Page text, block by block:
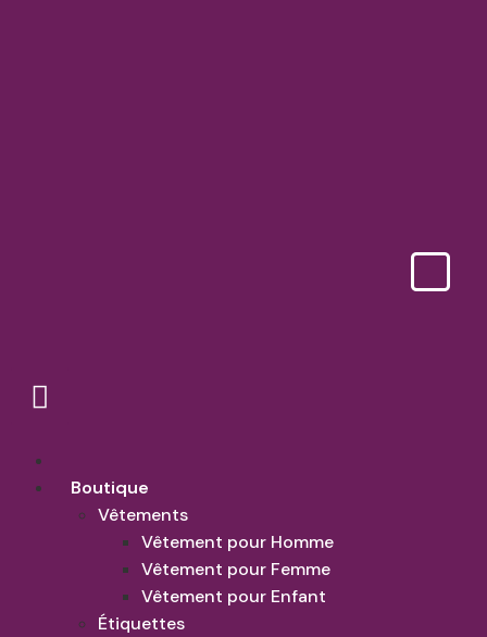
Boutique
Vêtements
Vêtement pour Homme
Vêtement pour Femme
Vêtement pour Enfant
Étiquettes